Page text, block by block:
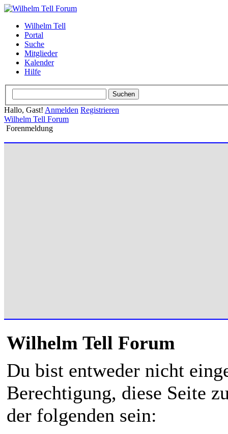
Wilhelm Tell
Portal
Suche
Mitglieder
Kalender
Hilfe
Hallo, Gast! Anmelden Registrieren
Wilhelm Tell Forum
Forenmeldung
Wilhelm Tell Forum
Du bist entweder nicht
Berechtigung, diese Seite
der folgenden sein: